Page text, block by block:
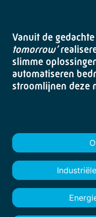
Vanuit de gedachte
tomorrow’
slimme
automatiseren
stroomlijnen deze